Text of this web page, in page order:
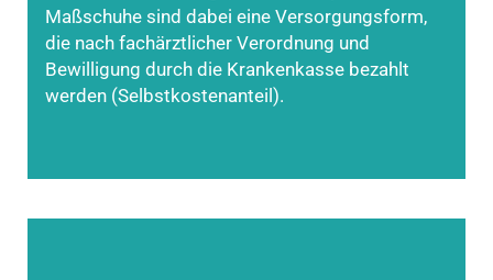
Maßschuhe sind dabei eine Versorgungsform,
die nach fachärztlicher Verordnung und
Bewilligung durch die Krankenkasse bezahlt
werden (Selbstkostenanteil).